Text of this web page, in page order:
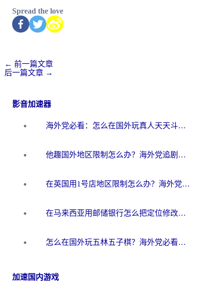
Spread the love
← 前一篇文章
后一篇文章 →
影音加速器
海外党必看：怎么在国外玩真人天天斗地主？附证券开户、音乐定位修改全攻略
他趣国外地区限制怎么办？海外党追剧听歌看直播的一站式解决方案
在英国用1号店地区限制怎么办？海外党必看的回国加速全攻略
在马来西亚用邮储银行怎么把定位修改到中国国内？3个海外生活痛点一次解决
怎么在国外玩五林五子棋？海外党必看的回国加速全攻略（附优酷荔枝FM解决方法）
加速国内游戏